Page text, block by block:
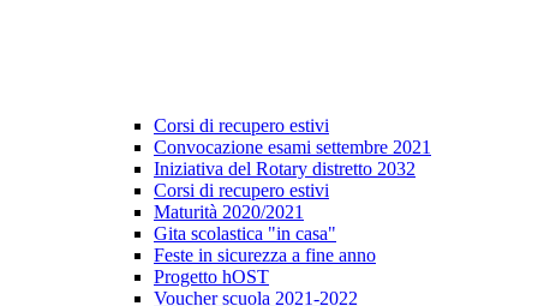
Corsi di recupero estivi
Convocazione esami settembre 2021
Iniziativa del Rotary distretto 2032
Corsi di recupero estivi
Maturità 2020/2021
Gita scolastica "in casa"
Feste in sicurezza a fine anno
Progetto hOST
Voucher scuola 2021-2022